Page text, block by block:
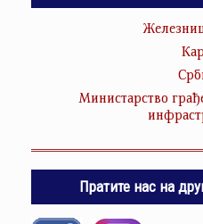
Министарство
Пратите нас на